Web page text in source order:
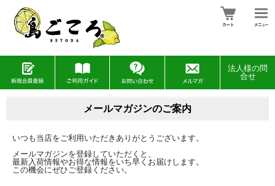
法人様の問
合せ
メールマガジンのご案内
いつも当店をご利用いただきありがとうございます。
メールマガジンを登録していただくと、
最新入荷情報やお得な情報をいち早くお届けします。
この機会にぜひご登録ください。